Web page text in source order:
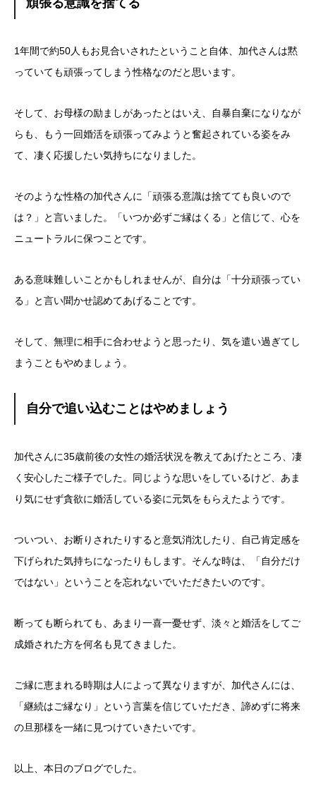
頑張る意識を捨てる
1年間で約50人もお見合いされたということ自体、加代さんは黙
っていても頑張ってしまう性格なのだと思います。
そして、お母様の励ましがあったとはいえ、自暴自棄になりなが
らも、もう一回婚活を頑張ってみようと奮起されている姿をみ
て、凄く応援したい気持ちになりました。
そのような性格の加代さんに「頑張る意識は捨てても良いので
は？」と言いました。「いつか必ずご縁はくる」と信じて、心を
ニュートラルに保つことです。
ある意味難しいことかもしれませんが、自分は「十分頑張ってい
る」と言い聞かせ認めてあげることです。
そして、無理に相手に合わせようと思ったり、気を遣い過ぎてし
まうこともやめましょう。
自分で追い込むことはやめましょう
加代さんに35歳前後の女性の婚活状況を教えてあげたところ、凄
く安心したご様子でした。同じような思いをしているけど、あま
り気にせず貪欲に婚活している姿に元気をもらえたようです。
ついつい、お断りされたりすると意気消沈したり、自己肯定感を
下げられた気持ちになったりもします。そんな時は、「自分だけ
ではない」ということを忘れないでいただきたいのです。
断っても断られても、あまり一喜一憂せず、淡々と婚活をしてご
成婚された方を何名も見てきました。
ご縁に恵まれる時期は人によって異なりますが、加代さんには、
「継続はご縁なり」という言葉を信じていただき、諦めずに将来
の旦那様を一緒に見つけていきたいです。
以上、本日のブログでした。